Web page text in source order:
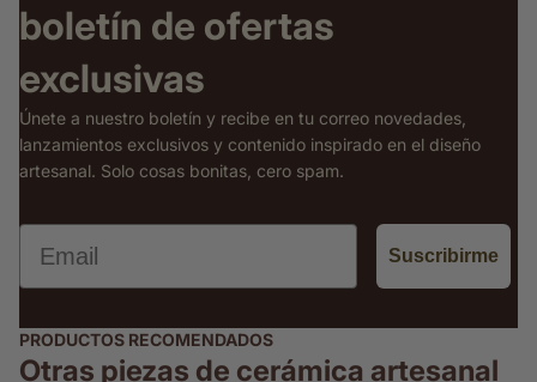
boletín de ofertas
exclusivas
Únete a nuestro boletín y recibe en tu correo novedades,
lanzamientos exclusivos y contenido inspirado en el diseño
artesanal. Solo cosas bonitas, cero spam.
Suscribirme
PRODUCTOS RECOMENDADOS
Otras piezas de cerámica artesanal